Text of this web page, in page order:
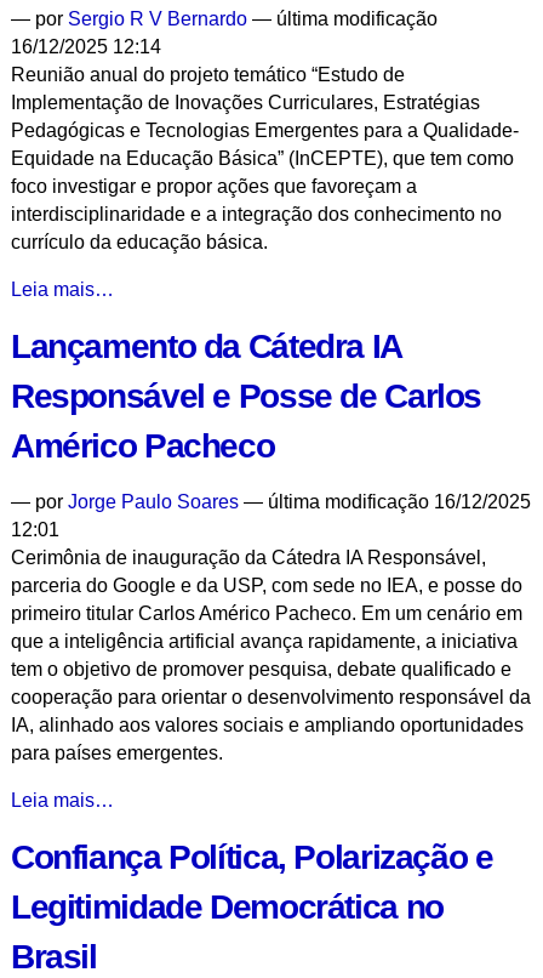
-— por Sergio R V Bernardo— última modificação
16/12/2025 12:14
Reunião anual do projeto temático “Estudo de
Implementação de Inovações Curriculares, Estratégias
Pedagógicas e Tecnologias Emergentes para a Qualidade-
Equidade na Educação Básica” (InCEPTE), que tem como
foco investigar e propor ações que favoreçam a
interdisciplinaridade e a integração dos conhecimento no
currículo da educação básica.
Educação
Antropoceno:
II
Anual
Projeto
Temático
InCEPTE
(1
de
2)
-
Leia mais…
Lançamento da Cátedra IA
Responsável e Posse de Carlos
Américo Pacheco
— por Jorge Paulo Soares— última modificação 16/12/2025
12:01
Cerimônia de inauguração da Cátedra IA Responsável,
parceria do Google e da USP, com sede no IEA, e posse do
primeiro titular Carlos Américo Pacheco. Em um cenário em
que a inteligência artificial avança rapidamente, a iniciativa
tem o objetivo de promover pesquisa, debate qualificado e
cooperação para orientar o desenvolvimento responsável da
IA, alinhado aos valores sociais e ampliando oportunidades
para países emergentes.
Lançamento
Cátedra
Responsável
Posse
Leia mais…
Confiança Política, Polarização e
Legitimidade Democrática no
Brasil